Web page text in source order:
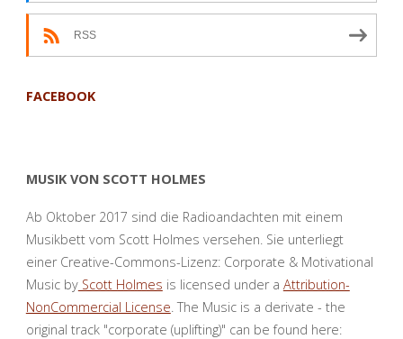
entsteht"
RSS
FACEBOOK
MUSIK VON SCOTT HOLMES
Ab Oktober 2017 sind die Radioandachten mit einem
Musikbett vom Scott Holmes versehen. Sie unterliegt
einer Creative-Commons-Lizenz: Corporate & Motivational
Music byScott Holmes is licensed under a Attribution-
NonCommercial License. The Music is a derivate - the
original track "corporate (uplifting)" can be found here: